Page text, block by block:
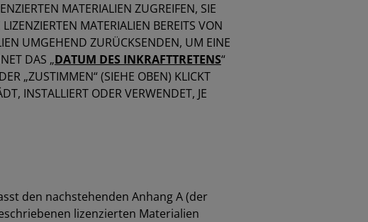
MATERIALIEN ZUGREIFEN, SIE
MATERIALIEN BEREITS VON
UMGEHEND ZURÜCKSENDEN, UM EINE
DAS „DATUM DES INKRAFTTRETENS“
„ZUSTIMMEN“ (SIEHE OBEN) KLICKT
INSTALLIERT ODER VERWENDET, JE
den nachstehenden Anhang A (der
lizenzierten Materialien